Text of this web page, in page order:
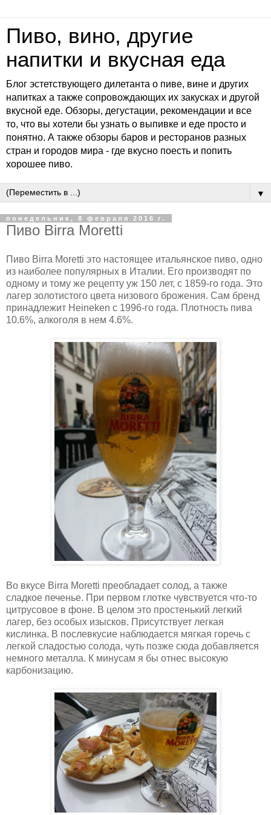
Пиво, вино, другие
напитки и вкусная еда
Блог эстетствующего дилетанта о пиве, вине и других
напитках а также сопровождающих их закусках и другой
вкусной еде. Обзоры, дегустации, рекомендации и все
то, что вы хотели бы узнать о выпивке и еде просто и
понятно. А также обзоры баров и ресторанов разных
стран и городов мира - где вкусно поесть и попить
хорошее пиво.
▼
понедельник, 8 февраля 2016 г.
Пиво Birra Moretti
Пиво Birra Moretti это настоящее итальянское пиво, одно
из наиболее популярных в Италии. Его производят по
одному и тому же рецепту уж 150 лет, с 1859-го года. Это
лагер золотистого цвета низового брожения. Сам бренд
принадлежит Heineken с 1996-го года. Плотность пива
10.6%, алкоголя в нем 4.6%.
Во вкусе Birra Moretti преобладает солод, а также
сладкое печенье. При первом глотке чувствуется что-то
цитрусовое в фоне. В целом это простенький легкий
лагер, без особых изысков. Присутствует легкая
кислинка. В послевкусие наблюдается мягкая горечь с
легкой сладостью солода, чуть позже сюда добавляется
немного металла. К минусам я бы отнес высокую
карбонизацию.